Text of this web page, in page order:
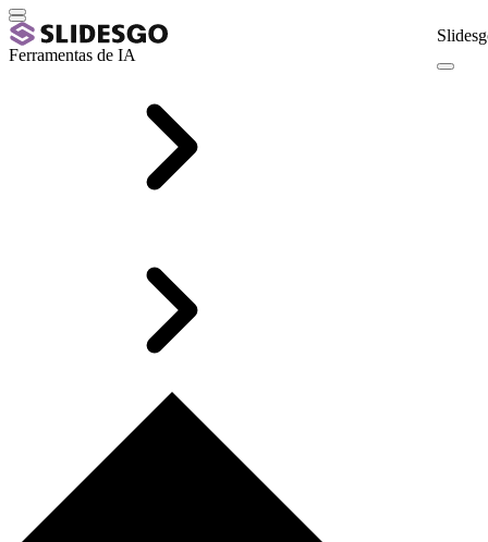
Ferramentas de IA